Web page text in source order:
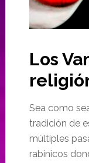
Los
Sea como
tradición de
múltiples
rabínicos